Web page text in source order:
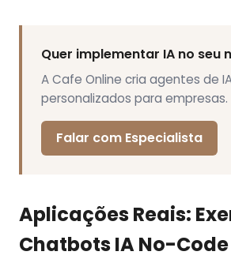
Quer implementar IA no seu
A Cafe Online cria agentes de
personalizados para empresas.
Falar com Especialista
Aplicações Reais:
Chatbots IA No-